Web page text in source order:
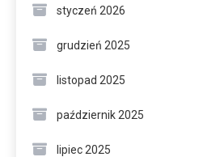
styczeń 2026
grudzień 2025
listopad 2025
październik 2025
lipiec 2025